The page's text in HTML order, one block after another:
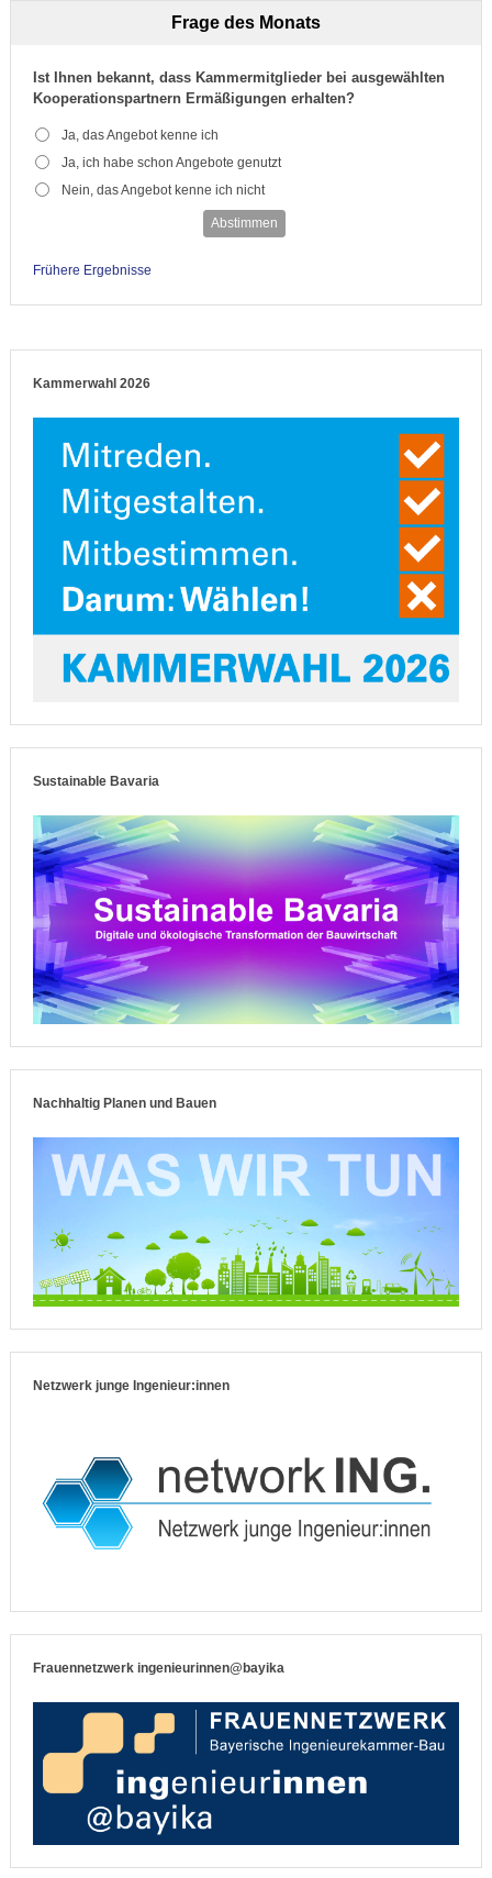
Frage des Monats
Ist Ihnen bekannt, dass Kammermitglieder bei ausgewählten
Kooperationspartnern Ermäßigungen erhalten?
Ja, das Angebot kenne ich
Ja, ich habe schon Angebote genutzt
Nein, das Angebot kenne ich nicht
Abstimmen
Frühere Ergebnisse
Kammerwahl 2026
Sustainable Bavaria
Nachhaltig Planen und Bauen
Netzwerk junge Ingenieur:innen
Frauennetzwerk ingenieurinnen@bayika